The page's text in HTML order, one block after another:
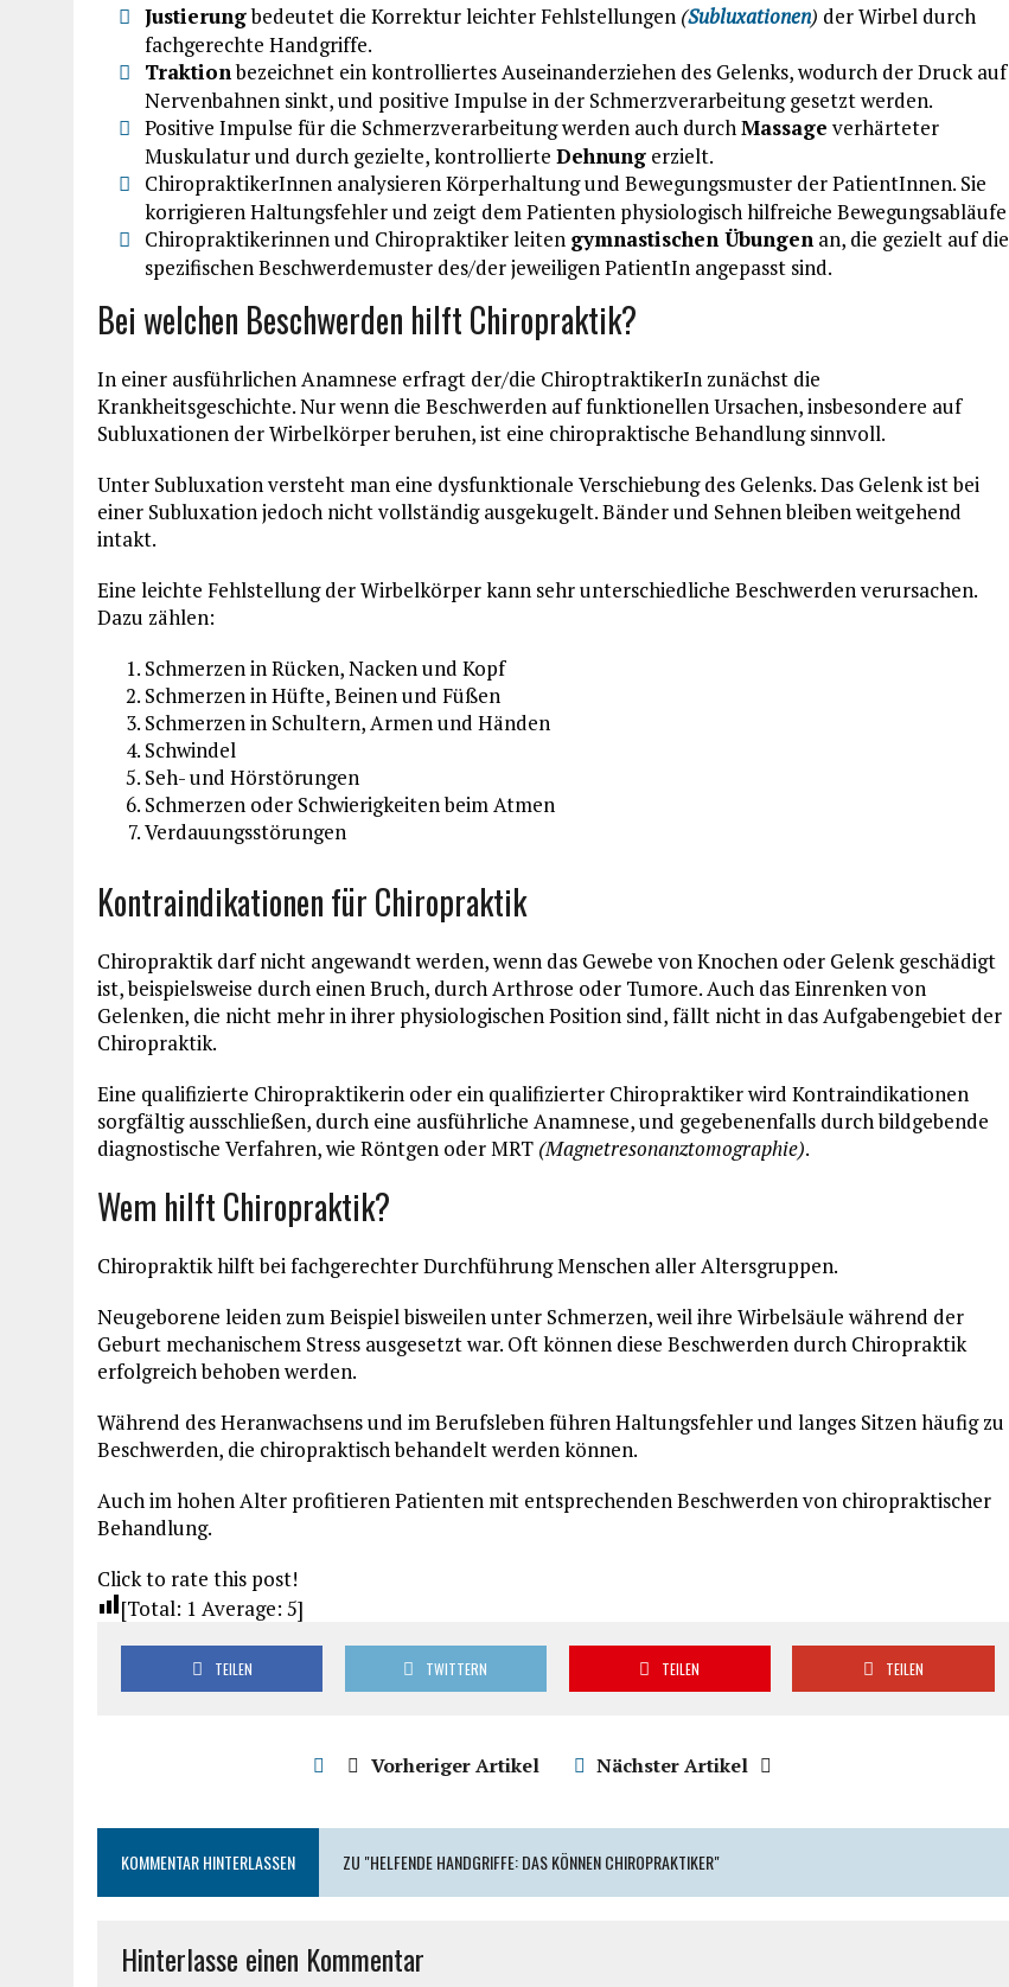
Justierungbedeutet die Korrektur leichter Fehlstellungen (Subluxationen) der Wirbel durch
fachgerechte Handgriffe.
Traktionbezeichnet ein kontrolliertes Auseinanderziehen des Gelenks, wodurch der Druck auf
Nervenbahnen sinkt, und positive Impulse in der Schmerzverarbeitung gesetzt werden.
Positive Impulse für die Schmerzverarbeitung werden auch durchMassage verhärteter
Muskulatur und durch gezielte, kontrollierte Dehnung erzielt.
ChiropraktikerInnen analysieren Körperhaltung und Bewegungsmuster der PatientInnen. Sie
korrigieren Haltungsfehler und zeigt dem Patienten physiologisch hilfreiche Bewegungsabläufe
Chiropraktikerinnen und Chiropraktiker leiten gymnastischen Übungen an, die gezielt auf die
spezifischen Beschwerdemuster des/der jeweiligen PatientIn angepasst sind.
Bei welchen Beschwerden hilft Chiropraktik?
In einer ausführlichen Anamnese erfragt der/die ChiroptraktikerIn zunächst die
Krankheitsgeschichte. Nur wenn die Beschwerden auf funktionellen Ursachen, insbesondere auf
Subluxationen der Wirbelkörper beruhen, ist eine chiropraktische Behandlung sinnvoll.
Unter Subluxation versteht man eine dysfunktionale Verschiebung des Gelenks. Das Gelenk ist bei
einer Subluxation jedoch nicht vollständig ausgekugelt. Bänder und Sehnen bleiben weitgehend
intakt.
Eine leichte Fehlstellung der Wirbelkörper kann sehr unterschiedliche Beschwerden verursachen.
Dazu zählen:
Schmerzen in Rücken, Nacken und Kopf
Schmerzen in Hüfte, Beinen und Füßen
Schmerzen in Schultern, Armen und Händen
Schwindel
Seh- und Hörstörungen
Schmerzen oder Schwierigkeiten beim Atmen
Verdauungsstörungen
Kontraindikationen für Chiropraktik
Chiropraktik darf nicht angewandt werden, wenn das Gewebe von Knochen oder Gelenk geschädigt
ist, beispielsweise durch einen Bruch, durch Arthrose oder Tumore. Auch das Einrenken von
Gelenken, die nicht mehr in ihrer physiologischen Position sind, fällt nicht in das Aufgabengebiet der
Chiropraktik.
Eine qualifizierte Chiropraktikerin oder ein qualifizierter Chiropraktiker wird Kontraindikationen
sorgfältig ausschließen, durch eine ausführliche Anamnese, und gegebenenfalls durch bildgebende
diagnostische Verfahren, wie Röntgen oder MRT (Magnetresonanztomographie).
Wem hilft Chiropraktik?
Chiropraktik hilft bei fachgerechter Durchführung Menschen aller Altersgruppen.
Neugeborene leiden zum Beispiel bisweilen unter Schmerzen, weil ihre Wirbelsäule während der
Geburt mechanischem Stress ausgesetzt war. Oft können diese Beschwerden durch Chiropraktik
erfolgreich behoben werden.
Während des Heranwachsens und im Berufsleben führen Haltungsfehler und langes Sitzen häufig zu
Beschwerden, die chiropraktisch behandelt werden können.
Auch im hohen Alter profitieren Patienten mit entsprechenden Beschwerden von chiropraktischer
Behandlung.
Click to rate this post!
[Total: 1 Average: 5]
TEILEN TWITTERN TEILEN TEILEN
Vorheriger Artikel Nächster Artikel
KOMMENTAR HINTERLASSEN ZU "HELFENDE HANDGRIFFE: DAS KÖNNEN CHIROPRAKTIKER"
Hinterlasse einen Kommentar